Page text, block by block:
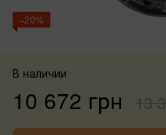
−20%
В наличии
10 672 грн 13